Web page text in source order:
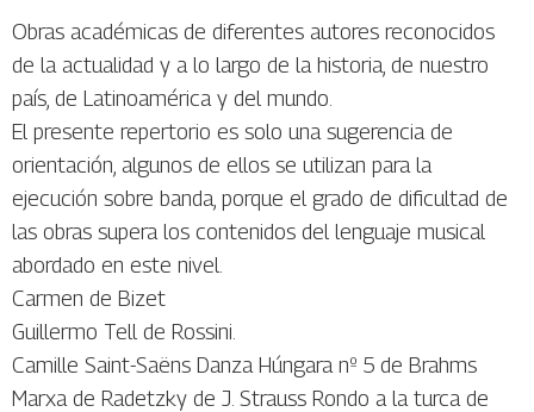
Obras académicas de diferentes autores reconocidos
de la actualidad y a lo largo de la historia, de nuestro
país, de Latinoamérica y del mundo.
El presente repertorio es solo una sugerencia de
orientación, algunos de ellos se utilizan para la
ejecución sobre banda, porque el grado de dificultad de
las obras supera los contenidos del lenguaje musical
abordado en este nivel.
Carmen de Bizet
Guillermo Tell de Rossini.
Camille Saint-Saëns Danza Húngara nº 5 de Brahms
Marxa de Radetzky de J. Strauss Rondo a la turca de